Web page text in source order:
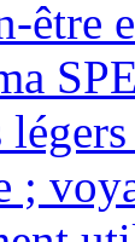
être
;